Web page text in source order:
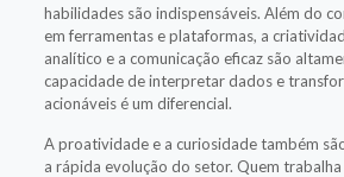
habilidades são indispensáveis. Além do
em ferramentas e plataformas, a
analítico e a comunicação eficaz são
capacidade de interpretar dados e
acionáveis é um diferencial.
A proatividade e a curiosidade também
a rápida evolução do setor. Quem